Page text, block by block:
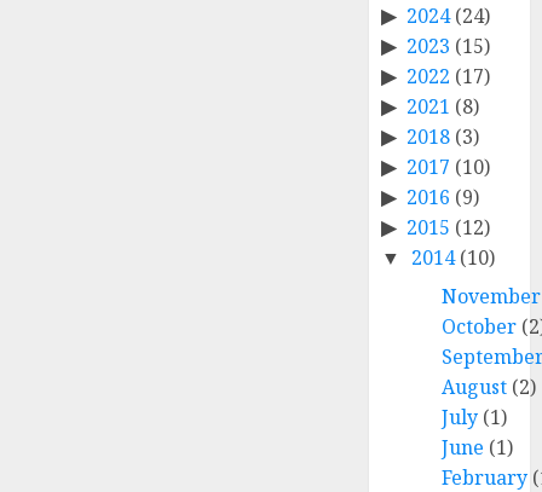
2024(24)
2023 (15)
2022 (17)
2021 (8)
2018 (3)
2017 (10)
2016 (9)
2015 (12)
2014(10)
November
October
August (2)
July (1)
June (1)
February